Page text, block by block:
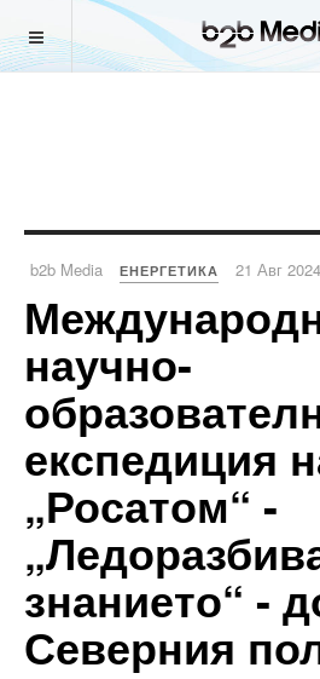
b2b Media ЕНЕРГЕТИКА 21 Авг 2024
научно-
експедиция
„Росатом“ -
знанието“ -
Северния